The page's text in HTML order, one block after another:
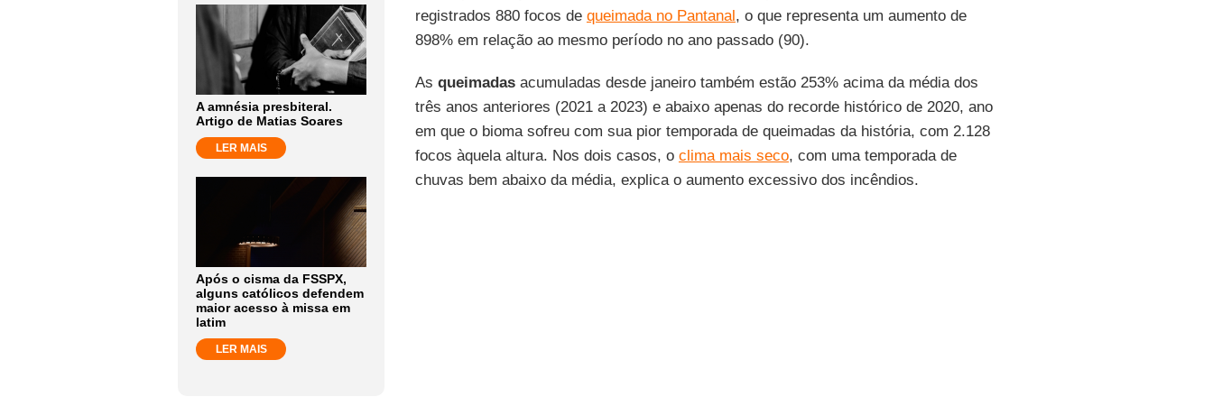
A amnésia presbiteral.
Artigo de Matias Soares
LER MAIS
Após o cisma da FSSPX,
alguns católicos defendem
maior acesso à missa em
latim
LER MAIS
registrados 880 focos de queimada no Pantanal, o que representa um aumento de
898% em relação ao mesmo período no ano passado (90).
As queimadasacumuladas desde janeiro também estão 253% acima da média dos
três anos anteriores (2021 a 2023) e abaixo apenas do recorde histórico de 2020, ano
em que o bioma sofreu com sua pior temporada de queimadas da história, com 2.128
focos àquela altura. Nos dois casos, o clima mais seco, com uma temporada de
chuvas bem abaixo da média, explica o aumento excessivo dos incêndios.